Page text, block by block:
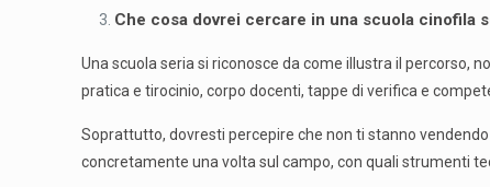
Che cosa dovrei cercare in una scuola cinofila
Una scuola seria si riconosce da come illustra il
pratica e tirocinio, corpo docenti, tappe di verifica e
Soprattutto, dovresti percepire che non ti stanno
concretamente una volta sul campo, con quali strumenti